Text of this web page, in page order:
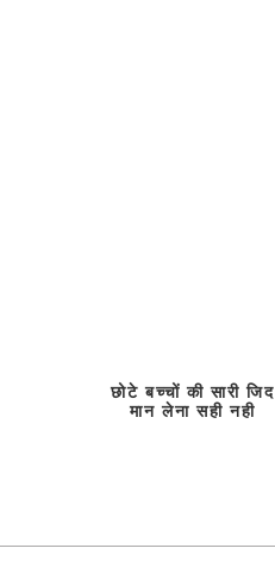
छोटे बच्चों की सारी जिद
मान लेना सही नही